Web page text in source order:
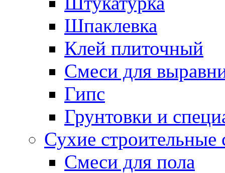
Шпаклевка
Клей плиточный
Смеси для
Гипс
Грунтовки и
Сухие
Смеси для пола